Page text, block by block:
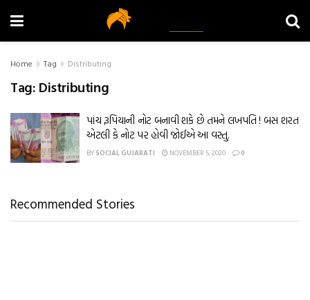
Home Tag Distributing
Tag: Distributing
પાંચ રૂપિયાની નોટ બનાવી શકે છે તમને લખપતિ ! બસ શરત
એટલી કે નોટ પર હોવી જોઈએ આ વસ્તુ.
BY SOCIAL GUJARATI NOVEMBER 5, 2020 0
Recommended Stories